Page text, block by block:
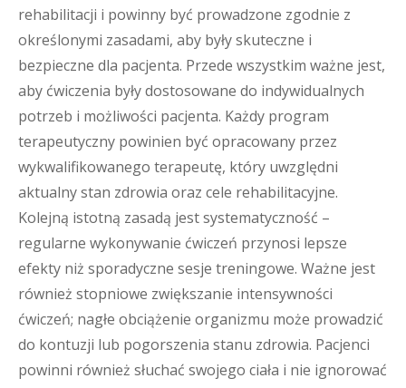
rehabilitacji i powinny być prowadzone zgodnie z
określonymi zasadami, aby były skuteczne i
bezpieczne dla pacjenta. Przede wszystkim ważne jest,
aby ćwiczenia były dostosowane do indywidualnych
potrzeb i możliwości pacjenta. Każdy program
terapeutyczny powinien być opracowany przez
wykwalifikowanego terapeutę, który uwzględni
aktualny stan zdrowia oraz cele rehabilitacyjne.
Kolejną istotną zasadą jest systematyczność –
regularne wykonywanie ćwiczeń przynosi lepsze
efekty niż sporadyczne sesje treningowe. Ważne jest
również stopniowe zwiększanie intensywności
ćwiczeń; nagłe obciążenie organizmu może prowadzić
do kontuzji lub pogorszenia stanu zdrowia. Pacjenci
powinni również słuchać swojego ciała i nie ignorować